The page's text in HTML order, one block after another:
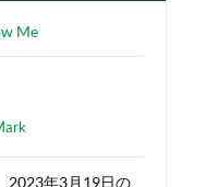
Me
2023年3月19日の